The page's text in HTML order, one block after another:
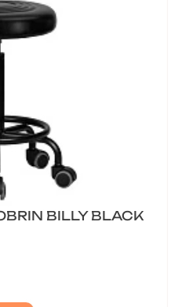
BILLY BLACK